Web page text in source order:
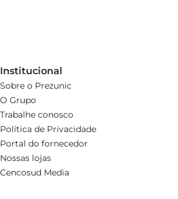
Institucional
Sobre o Prezunic
O Grupo
Trabalhe conosco
Política de Privacidade
Portal do fornecedor
Nossas lojas
Cencosud Media